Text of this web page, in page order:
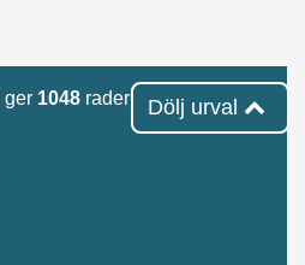
ger 1048 rader Dölj urval